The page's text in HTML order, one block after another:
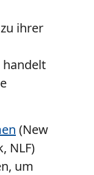
ihrer
handelt
(New
NLF)
um